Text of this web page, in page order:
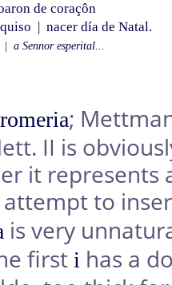
de coraçôn
| nacer día de Natal.
a Sennor esperital...
romeria;
II is
it represents
attempt to
is very
first i has a